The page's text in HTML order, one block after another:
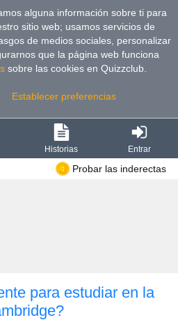
alguna información sobre ti para
sitio web; usamos servicios de
de medios sociales, personalizar
que la página web funciona
sobre las cookies en Quizzclub.
Establecer preferencias
Historias Entrar
Probar las inderectas
para estudiar en la